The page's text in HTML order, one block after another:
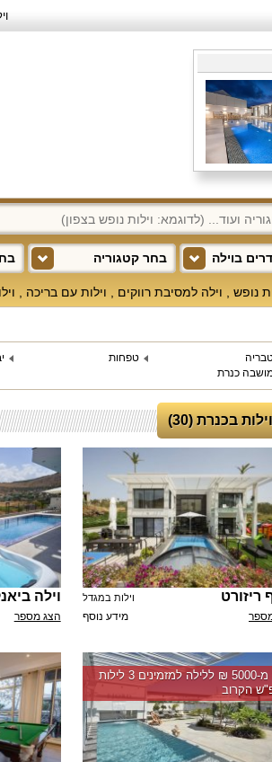
בחר קטגוריה בוילה
נופש וילה למסיבת רווקים וילות עם בריכה
טפחות
כנרת
וילות בכנרת (30)
ריזורט וילות במגדל
מידע נוסף
וילה
הצג מספר
החל מ-‏5000 ₪ ללילה למזמינים 3 לילות
הקרוב